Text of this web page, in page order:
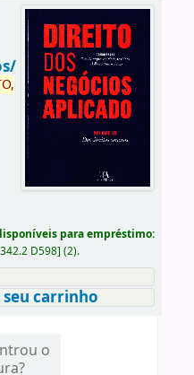
para empréstimo:
342.2 D598] (2).
carrinho
o